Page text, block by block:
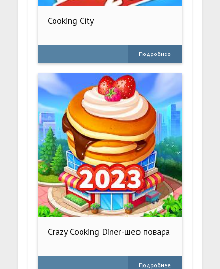
Cooking City
Подробнее
Crazy Cooking Diner-шеф повара
Подробнее